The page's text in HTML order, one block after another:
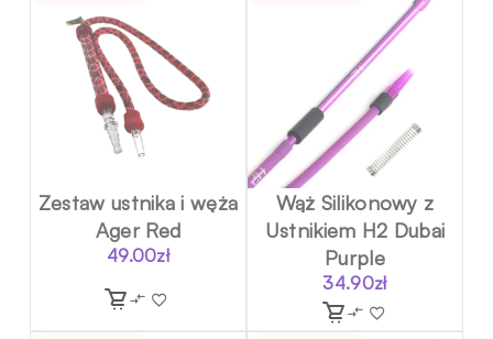
Zestaw ustnika i węża
Ager Red
49.00zł
Wąż Silikonowy z
Ustnikiem H2 Dubai
Purple
34.90zł